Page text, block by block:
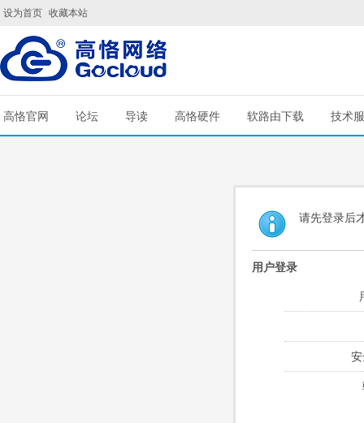
设为首页 收藏本站
高恪官网 论坛 导读 高恪硬件 软路由下载 技术
请先登录后
用户登录